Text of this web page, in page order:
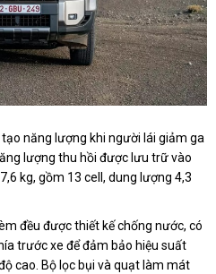
năng lượng khi người lái giảm ga
lượng thu hồi được lưu trữ vào
kg, gồm 13 cell, dung lượng 4,3
đều được thiết kế chống nước, có
trước xe để đảm bảo hiệu suất
cao. Bộ lọc bụi và quạt làm mát